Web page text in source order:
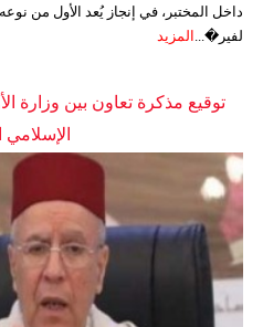
داخل المختبر، في إنجاز يُعد الأول من
لفير�... المزيد
توقيع مذكرة تعاون بين وزارة
الإسلامي